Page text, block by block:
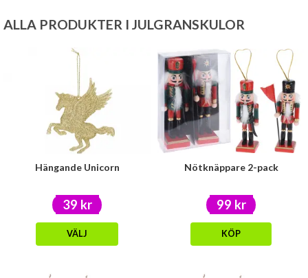
ALLA PRODUKTER I JULGRANSKULOR
Hängande Unicorn
39 kr
VÄLJ
Nötknäppare 2-pack
99 kr
KÖP